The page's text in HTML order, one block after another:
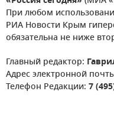
При любом
РИА Новости Крым
обязательна не ниже
Главный редактор:
Адрес электронной
Телефон Редакции: 7